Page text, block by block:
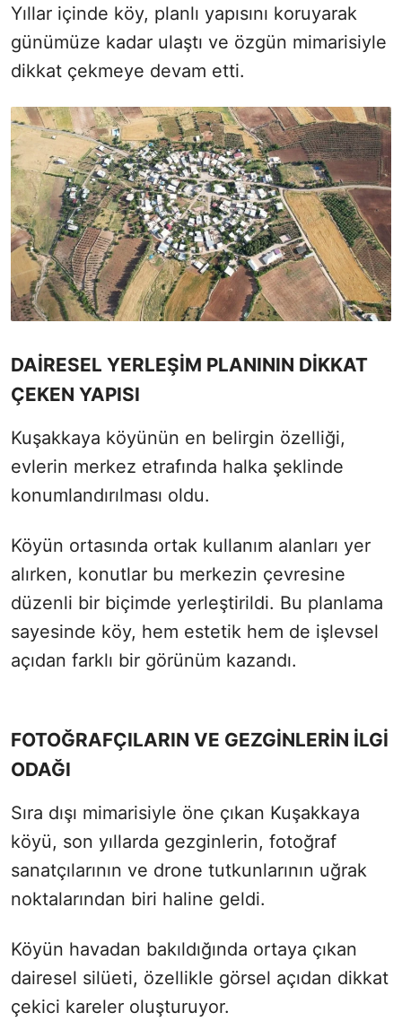
Yıllar içinde köy, planlı yapısını koruyarak
günümüze kadar ulaştı ve özgün mimarisiyle
dikkat çekmeye devam etti.
DAİRESEL YERLEŞİM PLANININ DİKKAT
ÇEKEN YAPISI
Kuşakkaya köyünün en belirgin özelliği,
evlerin merkez etrafında halka şeklinde
konumlandırılması oldu.
Köyün ortasında ortak kullanım alanları yer
alırken, konutlar bu merkezin çevresine
düzenli bir biçimde yerleştirildi. Bu planlama
sayesinde köy, hem estetik hem de işlevsel
açıdan farklı bir görünüm kazandı.
FOTOĞRAFÇILARIN VE GEZGİNLERİN İLGİ
ODAĞI
Sıra dışı mimarisiyle öne çıkan Kuşakkaya
köyü, son yıllarda gezginlerin, fotoğraf
sanatçılarının ve drone tutkunlarının uğrak
noktalarından biri haline geldi.
Köyün havadan bakıldığında ortaya çıkan
dairesel silüeti, özellikle görsel açıdan dikkat
çekici kareler oluşturuyor.